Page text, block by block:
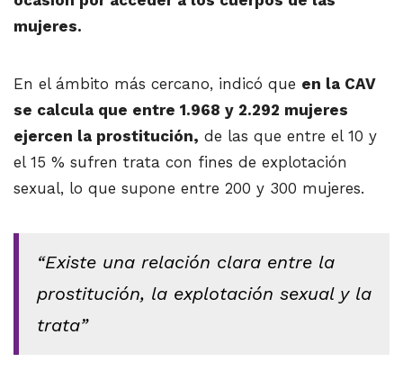
mujeres.
En el ámbito más cercano, indicó que en la CAV
se calcula que entre 1.968 y 2.292 mujeres
ejercen la prostitución, de las que entre el 10 y
el 15 % sufren trata con fines de explotación
sexual, lo que supone entre 200 y 300 mujeres.
“Existe una relación clara entre la
prostitución, la explotación sexual y la
trata”